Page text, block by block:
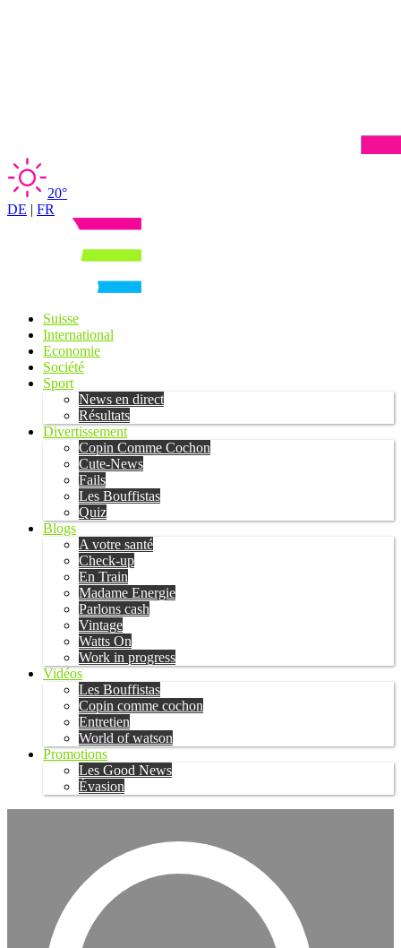
20°
DE | FR
Suisse
International
Economie
Société
Sport
News en direct
Résultats
Divertissement
Copin Comme Cochon
Cute-News
Fails
Les Bouffistas
Quiz
Blogs
A votre santé
Check-up
En Train
Madame Energie
Parlons cash
Vintage
Watts On
Work in progress
Vidéos
Les Bouffistas
Copin comme cochon
Entretien
World of watson
Promotions
Les Good News
Évasion